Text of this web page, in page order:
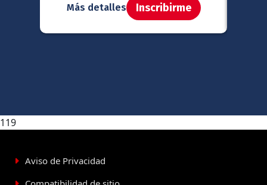
Más detalles Inscribirme
119
Aviso de Privacidad